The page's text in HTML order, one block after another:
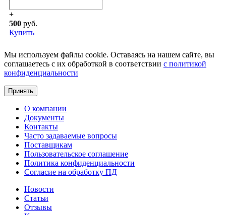
+
500 руб.
Купить
Мы используем файлы cookie. Оставаясь на нашем сайте, вы
соглашаетесь с их обработкой в соответствии c политикой
конфиденциальности
Принять
О компании
Документы
Контакты
Часто задаваемые вопросы
Поставщикам
Пользовательское соглашение
Политика конфиденциальности
Согласие на обработку ПД
Новости
Статьи
Отзывы